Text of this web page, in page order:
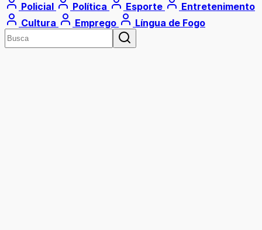
Policial
Política Esporte
Entretenimento
Cultura
Emprego Língua de Fogo